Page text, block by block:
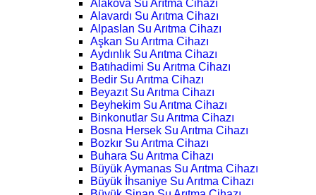
Alakova Su Arıtma Cihazı
Alavardı Su Arıtma Cihazı
Alpaslan Su Arıtma Cihazı
Aşkan Su Arıtma Cihazı
Aydınlık Su Arıtma Cihazı
Batıhadimi Su Arıtma Cihazı
Bedir Su Arıtma Cihazı
Beyazıt Su Arıtma Cihazı
Beyhekim Su Arıtma Cihazı
Binkonutlar Su Arıtma Cihazı
Bosna Hersek Su Arıtma Cihazı
Bozkır Su Arıtma Cihazı
Buhara Su Arıtma Cihazı
Büyük Aymanas Su Arıtma Cihazı
Büyük İhsaniye Su Arıtma Cihazı